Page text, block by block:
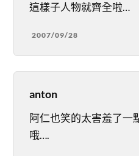
這樣子人物就齊全啦…
2007/09/28
anton
阿仁也笑的太害羞了一
哦….